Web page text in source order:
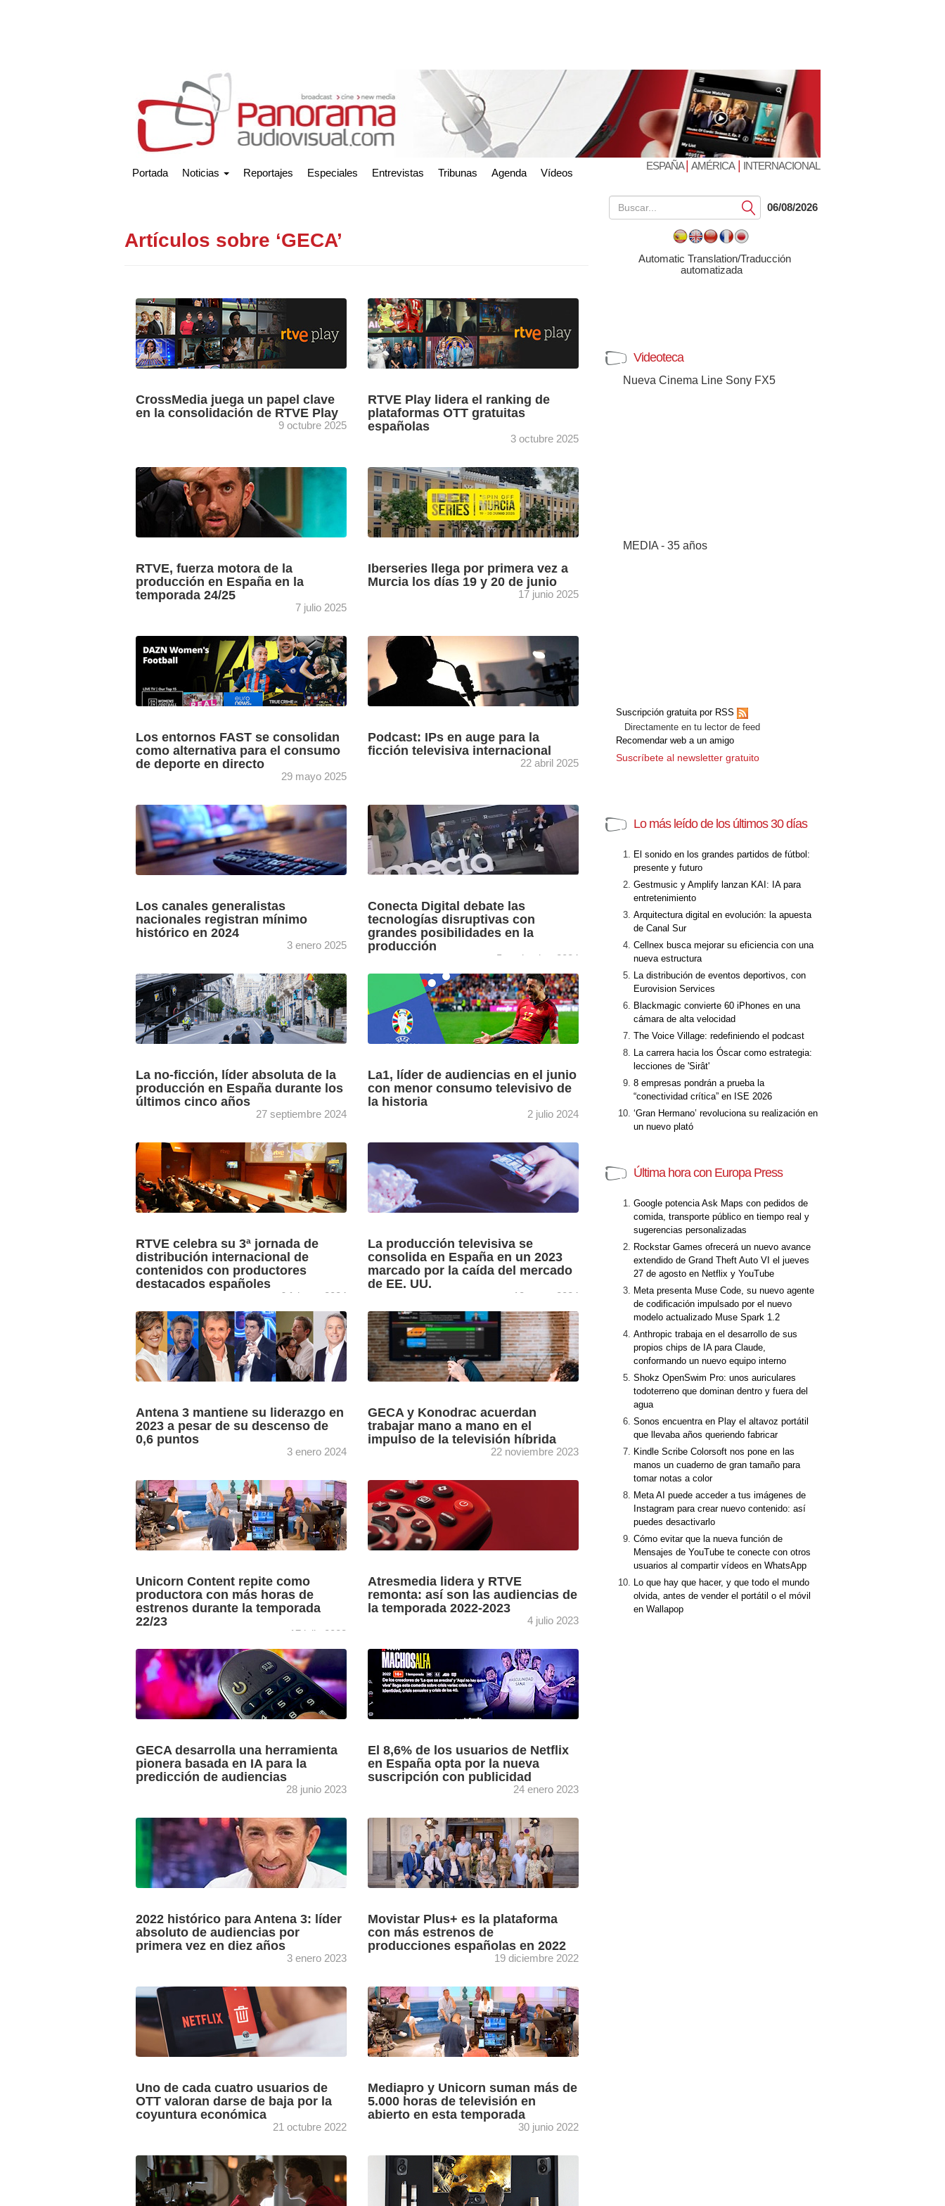
Portada Noticias Reportajes Especiales Entrevistas Tribunas Agenda Vídeos
ESPAÑA| AMÉRICA| INTERNACIONAL
Artículos sobre ‘GECA’
CrossMedia juega un papel clave
en la consolidación de RTVE Play
9 octubre 2025
[+]
El primer barómetro FAST de la consultora
GECA posiciona a la OTT RTVE Play,
proyecto en el que CrossMedia (ES Media
Group) ha colaborado ...
RTVE Play lidera el ranking de
plataformas OTT gratuitas
españolas
3 octubre 2025
El primer barómetro FAST de GECA sitúa a
RTVE Play al frente del ranking de servicios
de vídeo gratuito OTT bajo demanda, tan solo
...
RTVE, fuerza motora de la
producción en España en la
temporada 24/25
7 julio 2025
[+]
GECA ha hecho público su análisis de la
temporada televisiva 2024/2025, un balance
que comprende del 2 de septiembre al 30 de
Iberseries llega por primera vez a
Murcia los días 19 y 20 de junio
17 junio 2025
Fundación Secuoya, con el apoyo de la
Región de Murcia, el Instituto de Fomento
(INFO), el Instituto de las Industrias
Culturales y las Artes ...
Los entornos FAST se consolidan
como alternativa para el consumo
de deporte en directo
29 mayo 2025
[+]
El avance de los resultados del último
barómetro OTT Cine de GECA arroja
interesantes hallazgos en terrenos como los
canales FAST, una alternativa a ...
Podcast: IPs en auge para la
ficción televisiva internacional
22 abril 2025
[+]
En esta tribuna, Lucía Gómez Pérez,
responsable de análisis de contenidos en
Teleformat (GECA), analiza cómo la industria
broadcast mundial está apostando por IPs ...
Los canales generalistas
nacionales registran mínimo
histórico en 2024
3 enero 2025
[+]
El informe de audiencias “El balance GECA
Año 2024” arroja interesantes perspectivas
sobre los datos de audiencia televisiva del
pasado año, subrayando la tendencia ...
Conecta Digital debate las
tecnologías disruptivas con
grandes posibilidades en la
producción
5 noviembre 2024
La primera jornada de Conecta Digital, que
tiene lugar en Madrid los días 5 y 6 de
noviembre, ha aportado un portfolio de
soluciones, ...
La no-ficción, líder absoluta de la
producción en España durante los
últimos cinco años
27 septiembre 2024
[+]
El último estudio de Teleformat (Geca), una
interesante evolución de los mercados
iberoamericanos que abarca el periodo 2020-
2024, identifica importantes claves en la
producción ...
La1, líder de audiencias en el junio
con menor consumo televisivo de
la historia
2 julio 2024
El impulso de la Eurocopa permite a La1
(RTVE) recuperar el liderazgo en las
audiencias con un 12,7% de la audiencia, si
bien se ...
RTVE celebra su 3ª jornada de
distribución internacional de
contenidos con productores
destacados españoles
6 febrero 2024
[+]
El equipo comercial internacional de RTVE ha
organizado junto a la dirección de Cine y
Ficción de TVE la tercera Jornada dedicada a
la ...
La producción televisiva se
consolida en España en un 2023
marcado por la caída del mercado
de EE. UU.
18 enero 2024
[+]
La evolución de la producción televisiva en
2023 ha sido analizada en profundidad en el
último estudio de GECA, consultora
audiovisual que ha radiografiado ...
Antena 3 mantiene su liderazgo en
2023 a pesar de su descenso de
0,6 puntos
3 enero 2024
‘El Balance GECA Año 2023’ arroja luz sobre
las audiencias y el consumo televisivo del
pasado año, arrojando un cambio de
tendencia en Atresmedia ...
GECA y Konodrac acuerdan
trabajar mano a mano en el
impulso de la televisión híbrida
22 noviembre 2023
La consultora audiovisual GECA y la empresa
especializada en big data aplicaa a la
televisión Konodrac han cerrado un acuerdo
de colaboración con el ...
Unicorn Content repite como
productora con más horas de
estrenos durante la temporada
22/23
17 julio 2023
[+]
El estudio La producción en TV abierto en la
temporada 2022/2023 de GECA arroja luz
sobre la producción en la televisión
generalista, con Unicorn ...
Atresmedia lidera y RTVE
remonta: así son las audiencias de
la temporada 2022-2023
4 julio 2023
GECA hace balance de la temporada
televisiva 2022/2023 (del 5 de septiembre de
2022 al 30 de junio 2023) subrayando las
principales tendencias que ...
GECA desarrolla una herramienta
pionera basada en IA para la
predicción de audiencias
28 junio 2023
[+]
Diseñada en colaboración con Microsoft y su
partner Plain Concepts, GECA lanza una
herramienta única y revolucionaria que tiene
la capacidad de predecir las ...
El 8,6% de los usuarios de Netflix
en España opta por la nueva
suscripción con publicidad
24 enero 2023
Según el último Barómetro OTT elaborado por
GECA los usuarios que tienen contratado el
nuevo Plan Básico con anuncios de Netflix, el
48,4% ya ...
2022 histórico para Antena 3: líder
absoluto de audiencias por
primera vez en diez años
3 enero 2023
[+]
El Balance GECA del año 2022 confirma un
vuelco histórico en el liderazgo de las
audiencias. Antena 3 (13,9%; +0,1) consigue
el liderazgo anual ...
Movistar Plus+ es la plataforma
con más estrenos de
producciones españolas en 2022
19 diciembre 2022
Según el estudio La producción española en
plataforma OTT, elaborado por GECA,
mientras que Movistar Plus+ se posiciona
como la plataforma con más estrenos ...
Uno de cada cuatro usuarios de
OTT valoran darse de baja por la
coyuntura económica
21 octubre 2022
El último Barómetro OTT de GECA analiza la
actualidad de las plataformas de vídeo bajo
demanda, arrojando importantes datos como
el que señala que ...
Mediapro y Unicorn suman más de
5.000 horas de televisión en
abierto en esta temporada
30 junio 2022
GECA en su informe ‘La producción en
televisión en la temporada 2021/22’ destaca
que Mediapro es la productora con más horas
de estrenos en ...
Submit06/08/2026
Automatic Translation/Traducción
automatizada
Videoteca
Nueva Cinema Line Sony FX5
MEDIA - 35 años
Suscripción gratuita por RSS
Directamente en tu lector de feed
Recomendar web a un amigo
Suscríbete al newsletter gratuito
Lo más leído de los últimos 30 días
El sonido en los grandes partidos de fútbol:
presente y futuro
Gestmusic y Amplify lanzan KAI: IA para
entretenimiento
Arquitectura digital en evolución: la apuesta
de Canal Sur
Cellnex busca mejorar su eficiencia con una
nueva estructura
La distribución de eventos deportivos, con
Eurovision Services
Blackmagic convierte 60 iPhones en una
cámara de alta velocidad
The Voice Village: redefiniendo el podcast
La carrera hacia los Óscar como estrategia:
lecciones de 'Sirât'
8 empresas pondrán a prueba la
“conectividad crítica” en ISE 2026
‘Gran Hermano’ revoluciona su realización en
un nuevo plató
Última hora con Europa Press
Google potencia Ask Maps con pedidos de
comida, transporte público en tiempo real y
sugerencias personalizadas
Rockstar Games ofrecerá un nuevo avance
extendido de Grand Theft Auto VI el jueves
27 de agosto en Netflix y YouTube
Meta presenta Muse Code, su nuevo agente
de codificación impulsado por el nuevo
modelo actualizado Muse Spark 1.2
Anthropic trabaja en el desarrollo de sus
propios chips de IA para Claude,
conformando un nuevo equipo interno
Shokz OpenSwim Pro: unos auriculares
todoterreno que dominan dentro y fuera del
agua
Sonos encuentra en Play el altavoz portátil
que llevaba años queriendo fabricar
Kindle Scribe Colorsoft nos pone en las
manos un cuaderno de gran tamaño para
tomar notas a color
Meta AI puede acceder a tus imágenes de
Instagram para crear nuevo contenido: así
puedes desactivarlo
Cómo evitar que la nueva función de
Mensajes de YouTube te conecte con otros
usuarios al compartir vídeos en WhatsApp
Lo que hay que hacer, y que todo el mundo
olvida, antes de vender el portátil o el móvil
en Wallapop